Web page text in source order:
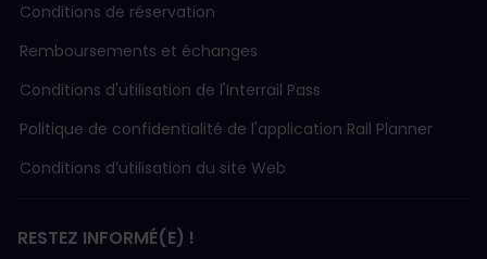
Conditions de réservation
Remboursements et échanges
Conditions d'utilisation de l'Interrail Pass
Politique de confidentialité de l'application Rail Planner
Conditions d’utilisation du site Web
RESTEZ INFORMÉ(E) !